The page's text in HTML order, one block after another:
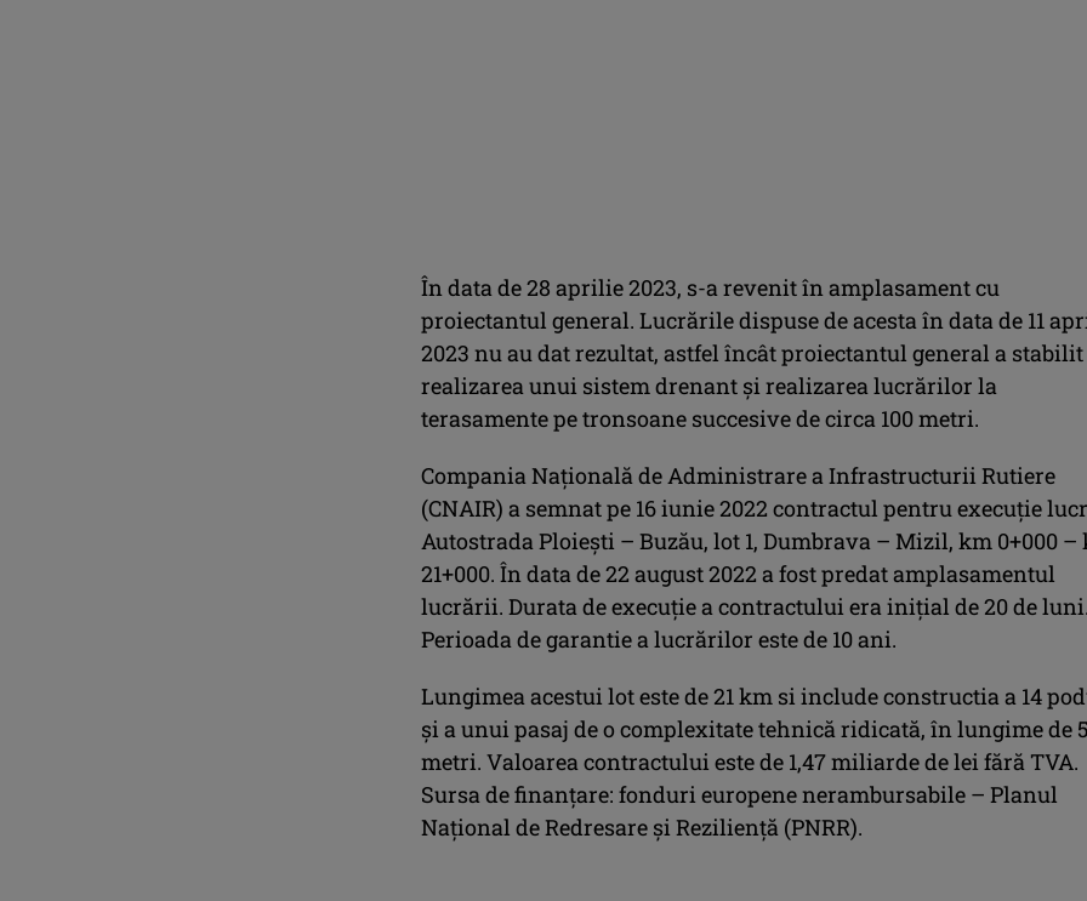
În data de 28 aprilie 2023, s-a revenit în amplasament cu
proiectantul general. Lucrările dispuse de acesta în data de 11
2023 nu au dat rezultat, astfel încât proiectantul general a stabilit
realizarea unui sistem drenant și realizarea lucrărilor la
terasamente pe tronsoane succesive de circa 100 metri.
Compania Națională de Administrare a Infrastructurii Rutiere
(CNAIR) a semnat pe 16 iunie 2022 contractul pentru execuție
Autostrada Ploiești – Buzău, lot 1, Dumbrava – Mizil, km 0+000 –
21+000. În data de 22 august 2022 a fost predat amplasamentul
lucrării. Durata de execuție a contractului era inițial de 20 de
Perioada de garantie a lucrărilor este de 10 ani.
Lungimea acestui lot este de 21 km si include constructia a 14
și a unui pasaj de o complexitate tehnică ridicată, în lungime de
metri. Valoarea contractului este de 1,47 miliarde de lei fără TVA.
Sursa de finanțare: fonduri europene nerambursabile – Planul
Național de Redresare și Reziliență (PNRR).